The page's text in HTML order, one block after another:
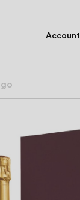
Account